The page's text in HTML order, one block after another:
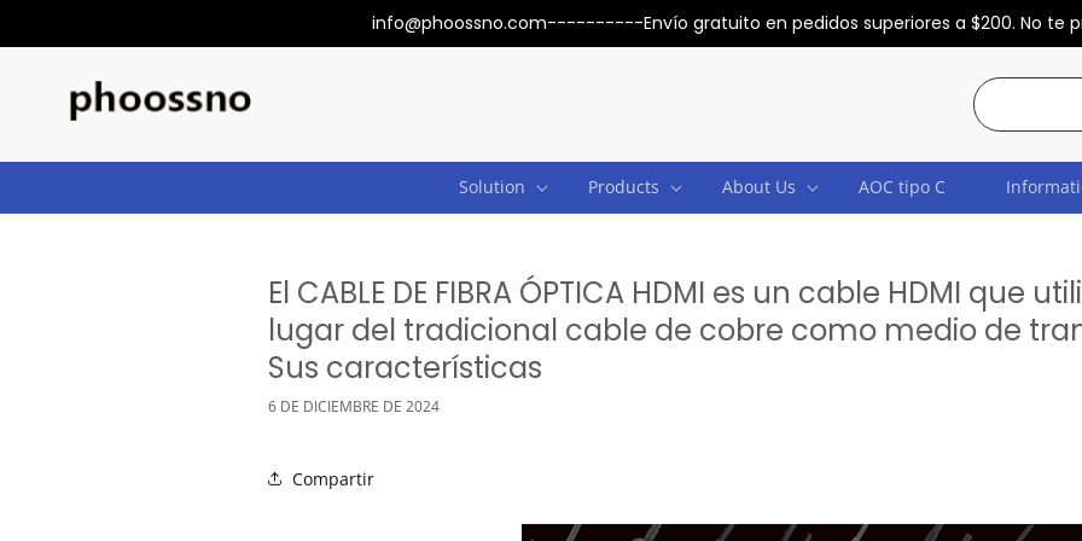
al contenido
info@phoossno.com----------Envío gratuito en pedidos superiores a $200. No te
Solution Products About Us AOC tipo C
El CABLE DE FIBRA ÓPTICA HDMI es un cable HDMI que
lugar del tradicional cable de cobre como medio de
Sus características
6 DE DICIEMBRE DE 2024
Compartir